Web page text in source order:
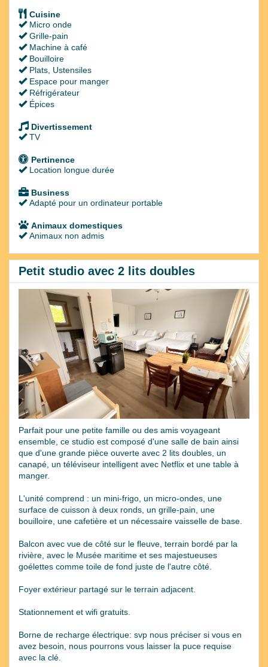
Cuisine
Micro onde
Grille-pain
Machine à café
Bouilloire
Plats, Ustensiles
Espace pour manger
Réfrigérateur
Épices
Divertissement
TV
Pertinence
Location longue durée
Business
Adapté pour un ordinateur portable
Animaux domestiques
Animaux non admis
Petit studio avec 2 lits doubles
Previous
Next
Parfait pour une petite famille ou des amis voyageant
ensemble, ce studio est composé d'une salle de bain ainsi
que d'une grande pièce ouverte avec 2 lits doubles, un
canapé, un téléviseur intelligent avec Netflix et une table à
manger.
L'unité comprend : un mini-frigo, un micro-ondes, une
surface de cuisson à deux ronds, un grille-pain, une
bouilloire, une cafetière et un nécessaire vaisselle de base.
Balcon avec vue de côté sur le fleuve, terrain bordé par la
rivière, avec le Musée maritime et ses majestueuses
goélettes comme toile de fond juste de l'autre côté.
Foyer extérieur partagé sur le terrain adjacent.
Stationnement et wifi gratuits.
Borne de recharge électrique: svp nous préciser si vous en
avez besoin, nous pourrons vous laisser la puce requise
avec la clé.